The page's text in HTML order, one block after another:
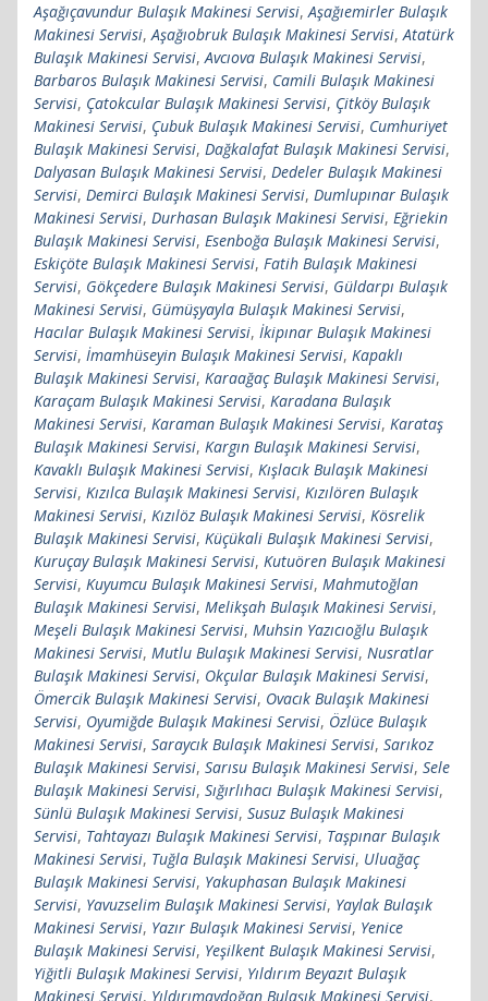
Aşağıçavundur Bulaşık Makinesi Servisi,Aşağıemirler Bulaşık
Makinesi Servisi,Aşağıobruk Bulaşık Makinesi Servisi,Atatürk
Bulaşık Makinesi Servisi,Avcıova Bulaşık Makinesi Servisi,
Barbaros Bulaşık Makinesi Servisi, Camili Bulaşık Makinesi
Servisi, Çatokcular Bulaşık Makinesi Servisi, Çitköy Bulaşık
Makinesi Servisi, Çubuk Bulaşık Makinesi Servisi, Cumhuriyet
Bulaşık Makinesi Servisi, Dağkalafat Bulaşık Makinesi Servisi,
Dalyasan Bulaşık Makinesi Servisi, Dedeler Bulaşık Makinesi
Servisi, Demirci Bulaşık Makinesi Servisi, Dumlupınar Bulaşık
Makinesi Servisi, Durhasan Bulaşık Makinesi Servisi, Eğriekin
Bulaşık Makinesi Servisi, Esenboğa Bulaşık Makinesi Servisi,
Eskiçöte Bulaşık Makinesi Servisi, Fatih Bulaşık Makinesi
Servisi, Gökçedere Bulaşık Makinesi Servisi, Güldarpı Bulaşık
Makinesi Servisi, Gümüşyayla Bulaşık Makinesi Servisi,
Hacılar Bulaşık Makinesi Servisi, İkipınar Bulaşık Makinesi
Servisi, İmamhüseyin Bulaşık Makinesi Servisi, Kapaklı
Bulaşık Makinesi Servisi, Karaağaç Bulaşık Makinesi Servisi,
Karaçam Bulaşık Makinesi Servisi, Karadana Bulaşık
Makinesi Servisi, Karaman Bulaşık Makinesi Servisi, Karataş
Bulaşık Makinesi Servisi, Kargın Bulaşık Makinesi Servisi,
Kavaklı Bulaşık Makinesi Servisi, Kışlacık Bulaşık Makinesi
Servisi, Kızılca Bulaşık Makinesi Servisi, Kızılören Bulaşık
Makinesi Servisi, Kızılöz Bulaşık Makinesi Servisi, Kösrelik
Bulaşık Makinesi Servisi, Küçükali Bulaşık Makinesi Servisi,
Kuruçay Bulaşık Makinesi Servisi, Kutuören Bulaşık Makinesi
Servisi, Kuyumcu Bulaşık Makinesi Servisi, Mahmutoğlan
Bulaşık Makinesi Servisi, Melikşah Bulaşık Makinesi Servisi,
Meşeli Bulaşık Makinesi Servisi, Muhsin Yazıcıoğlu Bulaşık
Makinesi Servisi, Mutlu Bulaşık Makinesi Servisi, Nusratlar
Bulaşık Makinesi Servisi, Okçular Bulaşık Makinesi Servisi,
Ömercik Bulaşık Makinesi Servisi, Ovacık Bulaşık Makinesi
Servisi, Oyumiğde Bulaşık Makinesi Servisi, Özlüce Bulaşık
Makinesi Servisi, Saraycık Bulaşık Makinesi Servisi, Sarıkoz
Bulaşık Makinesi Servisi, Sarısu Bulaşık Makinesi Servisi, Sele
Bulaşık Makinesi Servisi, Sığırlıhacı Bulaşık Makinesi Servisi,
Sünlü Bulaşık Makinesi Servisi, Susuz Bulaşık Makinesi
Servisi, Tahtayazı Bulaşık Makinesi Servisi, Taşpınar Bulaşık
Makinesi Servisi, Tuğla Bulaşık Makinesi Servisi, Uluağaç
Bulaşık Makinesi Servisi, Yakuphasan Bulaşık Makinesi
Servisi, Yavuzselim Bulaşık Makinesi Servisi, Yaylak Bulaşık
Makinesi Servisi, Yazır Bulaşık Makinesi Servisi, Yenice
Bulaşık Makinesi Servisi, Yeşilkent Bulaşık Makinesi Servisi,
Yiğitli Bulaşık Makinesi Servisi, Yıldırım Beyazıt Bulaşık
Makinesi Servisi, Yıldırımaydoğan Bulaşık Makinesi Servisi,